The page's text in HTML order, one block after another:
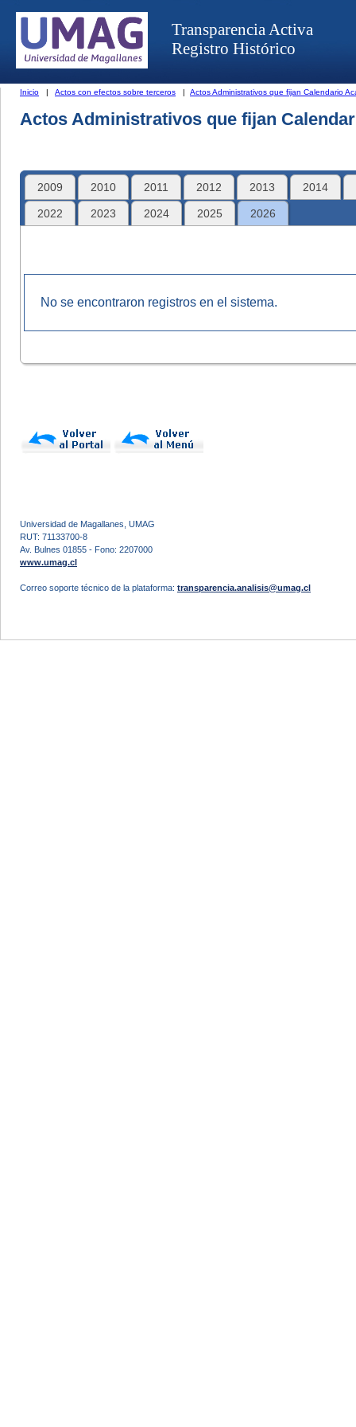
Transparencia Activa
Registro Histórico
Inicio | Actos con efectos sobre terceros | Actos Administrativos que fijan Calendario
Actos Administrativos que fijan
2009 2010 2011 2012 2013 2014
2022 2023 2024 2025 2026
No se encontraron registros en el sistema.
Universidad de Magallanes, UMAG
RUT: 71133700-8
Av. Bulnes 01855 - Fono: 2207000
www.umag.cl
Correo soporte técnico de la plataforma: transparencia.analisis@umag.cl